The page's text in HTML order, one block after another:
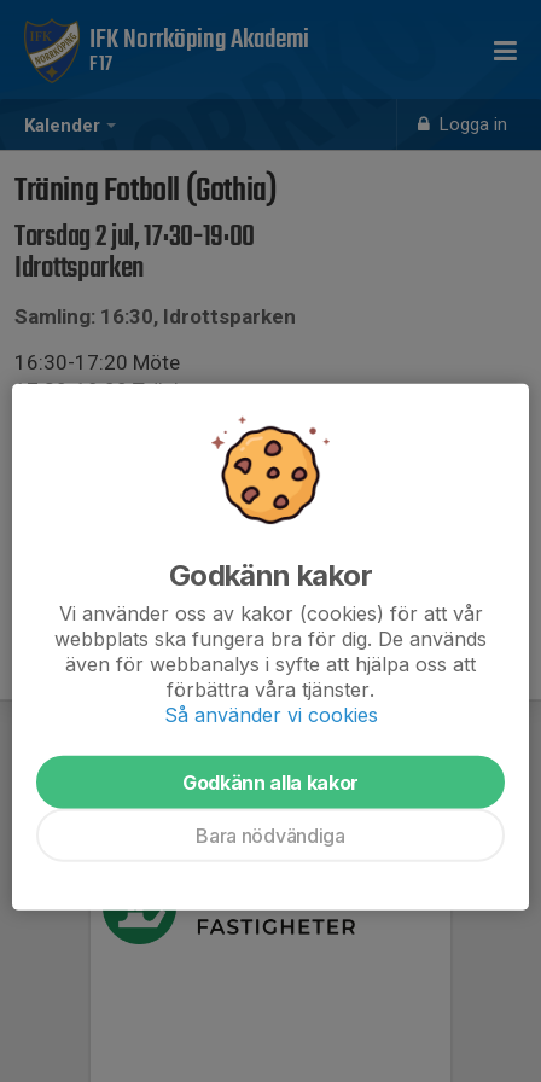
Kalender Logga in
IFK Norrköping Akademi
F17
Träning Fotboll (Gothia)
Torsdag 2 jul, 17:30-19:00
Idrottsparken
Samling: 16:30, Idrottsparken
16:30-17:20 Möte
17:30-19:00 Träning
Godkänn kakor
Vi använder oss av kakor (cookies) för att vår
webbplats ska fungera bra för dig. De används
även för webbanalys i syfte att hjälpa oss att
förbättra våra tjänster.
Så använder vi cookies
Godkänn alla kakor
Bara nödvändiga